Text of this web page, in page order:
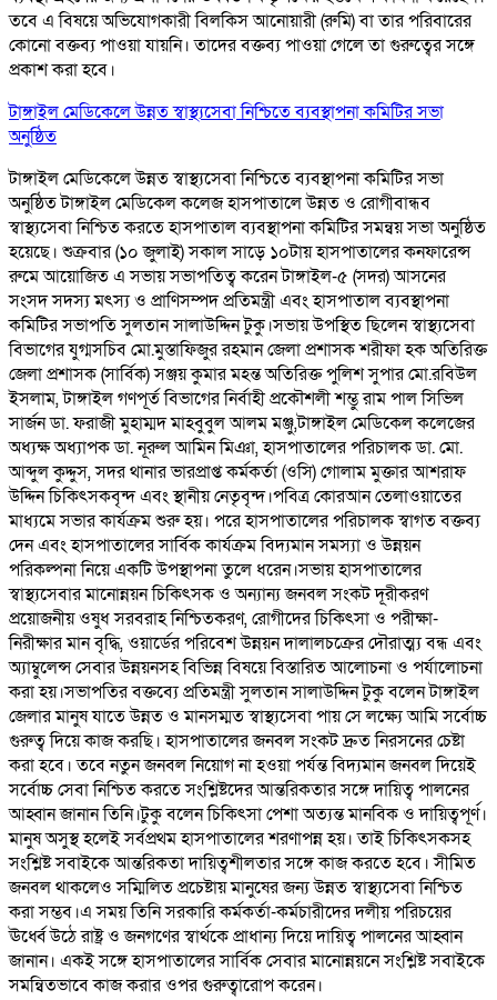
তবে এ বিষয়ে অভিযোগকারী বিলকিস আনোয়ারী (রুমি) বা তার পরিবারের
কোনো বক্তব্য পাওয়া যায়নি। তাদের বক্তব্য পাওয়া গেলে তা গুরুত্বের সঙ্গে
প্রকাশ করা হবে।
টাঙ্গাইল মেডিকেলে উন্নত স্বাস্থ্যসেবা নিশ্চিতে ব্যবস্থাপনা কমিটির সভা
অনুষ্ঠিত
টাঙ্গাইল মেডিকেলে উন্নত স্বাস্থ্যসেবা নিশ্চিতে ব্যবস্থাপনা কমিটির সভা
অনুষ্ঠিত টাঙ্গাইল মেডিকেল কলেজ হাসপাতালে উন্নত ও রোগীবান্ধব
স্বাস্থ্যসেবা নিশ্চিত করতে হাসপাতাল ব্যবস্থাপনা কমিটির সমন্বয় সভা অনুষ্ঠিত
হয়েছে। শুক্রবার (১০ জুলাই) সকাল সাড়ে ১০টায় হাসপাতালের কনফারেন্স
রুমে আয়োজিত এ সভায় সভাপতিত্ব করেন টাঙ্গাইল-৫ (সদর) আসনের
সংসদ সদস্য মৎস্য ও প্রাণিসম্পদ প্রতিমন্ত্রী এবং হাসপাতাল ব্যবস্থাপনা
কমিটির সভাপতি সুলতান সালাউদ্দিন টুকু।সভায় উপস্থিত ছিলেন স্বাস্থ্যসেবা
বিভাগের যুগ্মসচিব মো.মুস্তাফিজুর রহমান জেলা প্রশাসক শরীফা হক অতিরিক্ত
জেলা প্রশাসক (সার্বিক) সঞ্জয় কুমার মহন্ত অতিরিক্ত পুলিশ সুপার মো.রবিউল
ইসলাম, টাঙ্গাইল গণপূর্ত বিভাগের নির্বাহী প্রকৌশলী শম্ভু রাম পাল সিভিল
সার্জন ডা. ফরাজী মুহাম্মদ মাহবুবুল আলম মঞ্জু,টাঙ্গাইল মেডিকেল কলেজের
অধ্যক্ষ অধ্যাপক ডা. নূরুল আমিন মিঞা, হাসপাতালের পরিচালক ডা. মো.
আব্দুল কুদ্দুস, সদর থানার ভারপ্রাপ্ত কর্মকর্তা (ওসি) গোলাম মুক্তার আশরাফ
উদ্দিন চিকিৎসকবৃন্দ এবং স্থানীয় নেতৃবৃন্দ।পবিত্র কোরআন তেলাওয়াতের
মাধ্যমে সভার কার্যক্রম শুরু হয়। পরে হাসপাতালের পরিচালক স্বাগত বক্তব্য
দেন এবং হাসপাতালের সার্বিক কার্যক্রম বিদ্যমান সমস্যা ও উন্নয়ন
পরিকল্পনা নিয়ে একটি উপস্থাপনা তুলে ধরেন।সভায় হাসপাতালের
স্বাস্থ্যসেবার মানোন্নয়ন চিকিৎসক ও অন্যান্য জনবল সংকট দূরীকরণ
প্রয়োজনীয় ওষুধ সরবরাহ নিশ্চিতকরণ, রোগীদের চিকিৎসা ও পরীক্ষা-
নিরীক্ষার মান বৃদ্ধি, ওয়ার্ডের পরিবেশ উন্নয়ন দালালচক্রের দৌরাত্ম্য বন্ধ এবং
অ্যাম্বুলেন্স সেবার উন্নয়নসহ বিভিন্ন বিষয়ে বিস্তারিত আলোচনা ও পর্যালোচনা
করা হয়।সভাপতির বক্তব্যে প্রতিমন্ত্রী সুলতান সালাউদ্দিন টুকু বলেন টাঙ্গাইল
জেলার মানুষ যাতে উন্নত ও মানসম্মত স্বাস্থ্যসেবা পায় সে লক্ষ্যে আমি সর্বোচ্চ
গুরুত্ব দিয়ে কাজ করছি। হাসপাতালের জনবল সংকট দ্রুত নিরসনের চেষ্টা
করা হবে। তবে নতুন জনবল নিয়োগ না হওয়া পর্যন্ত বিদ্যমান জনবল দিয়েই
সর্বোচ্চ সেবা নিশ্চিত করতে সংশ্লিষ্টদের আন্তরিকতার সঙ্গে দায়িত্ব পালনের
আহ্বান জানান তিনি।টুকু বলেন চিকিৎসা পেশা অত্যন্ত মানবিক ও দায়িত্বপূর্ণ।
মানুষ অসুস্থ হলেই সর্বপ্রথম হাসপাতালের শরণাপন্ন হয়। তাই চিকিৎসকসহ
সংশ্লিষ্ট সবাইকে আন্তরিকতা দায়িত্বশীলতার সঙ্গে কাজ করতে হবে। সীমিত
জনবল থাকলেও সম্মিলিত প্রচেষ্টায় মানুষের জন্য উন্নত স্বাস্থ্যসেবা নিশ্চিত
করা সম্ভব।এ সময় তিনি সরকারি কর্মকর্তা-কর্মচারীদের দলীয় পরিচয়ের
ঊর্ধ্বে উঠে রাষ্ট্র ও জনগণের স্বার্থকে প্রাধান্য দিয়ে দায়িত্ব পালনের আহ্বান
জানান। একই সঙ্গে হাসপাতালের সার্বিক সেবার মানোন্নয়নে সংশ্লিষ্ট সবাইকে
সমন্বিতভাবে কাজ করার ওপর গুরুত্বারোপ করেন।